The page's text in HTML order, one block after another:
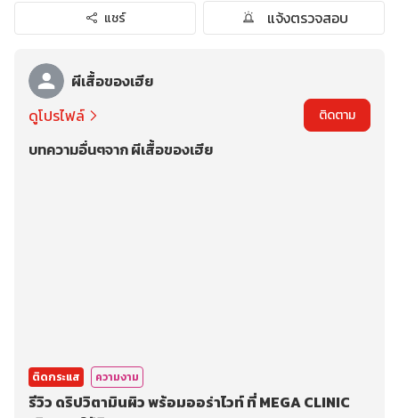
แชร์ แจ้งตรวจสอบ
ผีเสื้อของเฮีย
ดูโปรไฟล์
ติดตาม
บทความอื่นๆจาก ผีเสื้อของเฮีย
ติดกระแส ความงาม
รีวิว ดริปวิตามินผิว พร้อมออร่าไวท์ ที่ MEGA CLINIC